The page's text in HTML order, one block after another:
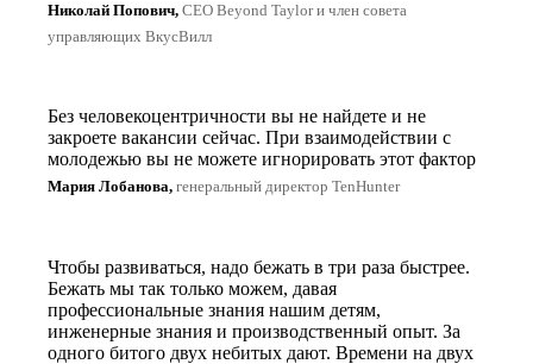
Николай Попович, CEO Beyond Taylor и член совета
управляющих ВкусВилл
Без человекоцентричности вы не найдете и не
закроете вакансии сейчас. При взаимодействии с
молодежью вы не можете игнорировать этот фактор
Мария Лобанова, генеральный директор TenHunter
Чтобы развиваться, надо бежать в три раза быстрее.
Бежать мы так только можем, давая
профессиональные знания нашим детям,
инженерные знания и производственный опыт. За
одного битого двух небитых дают. Времени на двух